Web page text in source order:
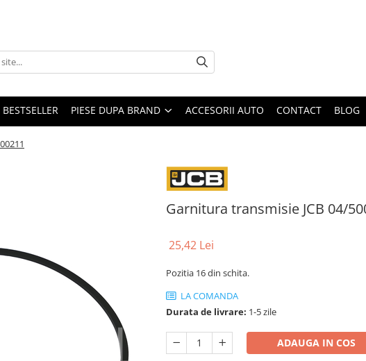
BESTSELLER PIESE DUPA BRAND ACCESORII AUTO CONTACT BLOG
Garnitura transmisie JCB 04/
25,42 Lei
Pozitia 16 din schita.
LA COMANDA
Durata de livrare: 1-5 zile
ADAUGA IN COS